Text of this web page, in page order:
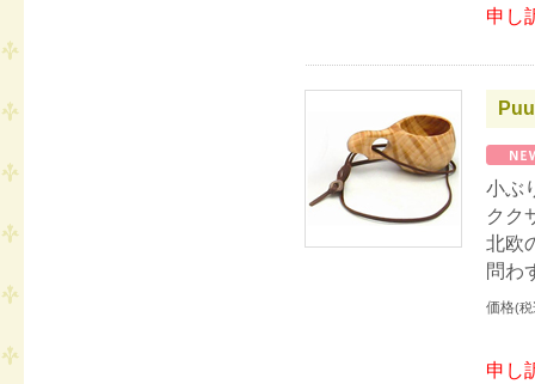
申し
小ぶ
クク
北欧
問わ
価格(税
申し